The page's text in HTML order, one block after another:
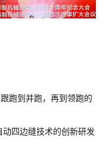
跑到并跑，再到领跑的
四边缝技术的创新研发